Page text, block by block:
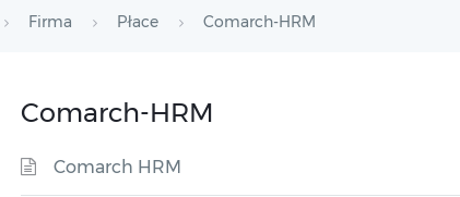
Firma Płace Comarch-HRM
Comarch-HRM
Comarch HRM